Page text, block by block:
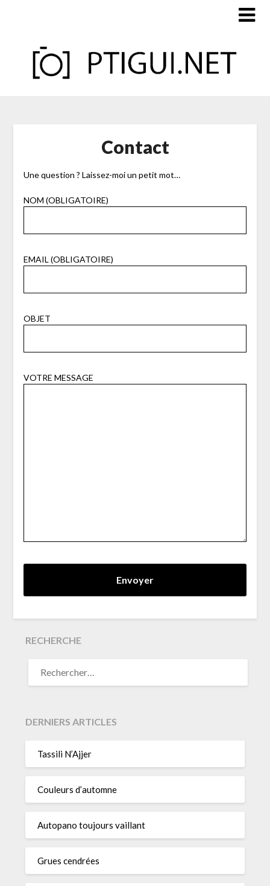
Contact
Une question ? Laissez-moi un petit mot…
NOM (OBLIGATOIRE)
EMAIL (OBLIGATOIRE)
OBJET
VOTRE MESSAGE
RECHERCHE
DERNIERS ARTICLES
Tassili N’Ajjer
Couleurs d’automne
Autopano toujours vaillant
Grues cendrées